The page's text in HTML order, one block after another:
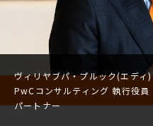
ヴィリヤブパ・プルック(エディ)
PwCコンサルティング執行役員
パートナー